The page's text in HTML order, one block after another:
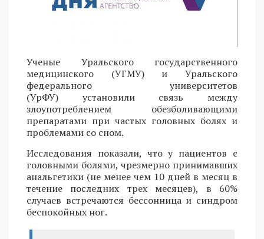
Ученые Уральского государственного
медицинского (УГМУ) и Уральского
федерального университетов
(УрФУ) установили связь между
злоупотреблением обезболивающими
препаратами при частых головных болях и
проблемами со сном.
Исследования показали, что у пациентов с
головными болями, чрезмерно принимавших
анальгетики (не менее чем 10 дней в месяц в
течение последних трех месяцев), в 60%
случаев встречаются бессонница и синдром
беспокойных ног.